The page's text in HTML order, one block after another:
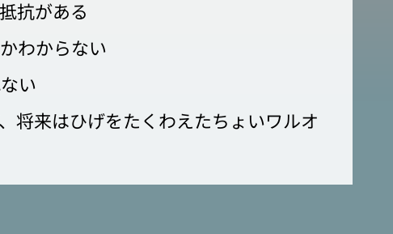
抗がある
わからない
い
将来はひげをたくわえたちょいワルオ